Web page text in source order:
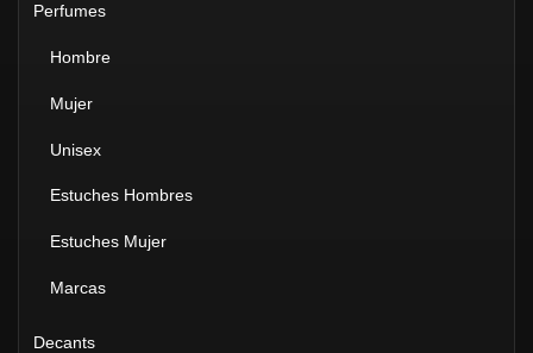
Perfumes
Hombre
Mujer
Unisex
Estuches Hombres
Estuches Mujer
Marcas
Decants